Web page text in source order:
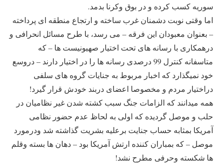
سوریه کسب کرده و در بوق وکرنا بدمد.
اما وقتی نوبت دشمنان غرب ساخته و ارتجاع منطقه ای پرداخته
– بعنوان معبودان این فرقه – می رسد، با طرح مسائل انحرافی و
درهمکاری با رسانه های تحت اختیار صهیونیست ها – که
متاسفانه کنترل 99 درصدی رسانه ها را در اختیار دارند – دروسع
خود نمیگذارد که اخبار مربوط به جنایات گروه های سلفی
دراختیار مردم و مخصوصا اعضای دربند خودش قرار گیرد!
همه میدانند که الزامات جنگ سبب کشته شدن غیر نظامیان در
حلب و موصل گردیده که اولی به لحاظ عدم حضور نظامی
آمریکا بمثابه حساب جنایت برعلیه بشریت گذاشته شد ودرمورد
موصل – که بمباران کننده ارتش آمریکا بود – دهان ها بسته وقلم
ها شکسته وحرفی مطرح نشد!